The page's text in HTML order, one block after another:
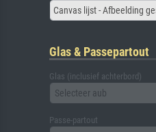
Glas & Passepartout
Glas (inclusief achterbord)
Selecteer aub
Passe-partout